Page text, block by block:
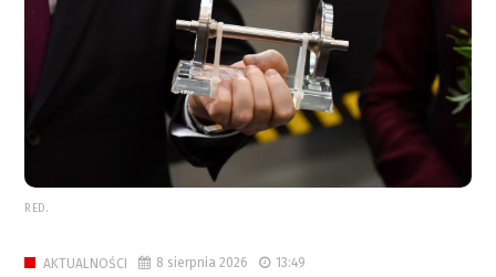
RED.
AKTUALNOŚCI 8 sierpnia 2026 13:49